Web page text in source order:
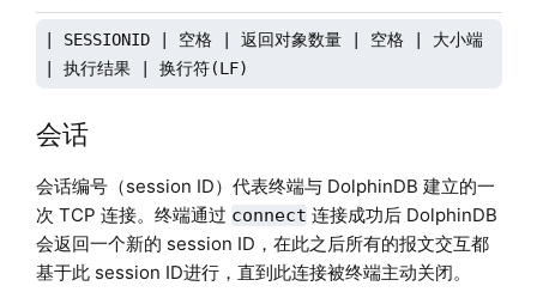
| SESSIONID | 空格 | 返回对象数量 | 空格 | 大小端 | 换
| 执行结果 | 换行符(LF)
会话
会话编号（session ID）代表终端与 DolphinDB 建立的一
次 TCP 连接。终端通过 connect 连接成功后 DolphinDB
会返回一个新的 session ID，在此之后所有的报文交互都
基于此 session ID进行，直到此连接被终端主动关闭。